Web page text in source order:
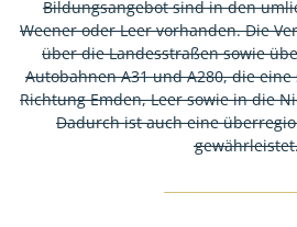
Bildungsangebot sind in den
Weener oder Leer vorhanden. Die
über die Landesstraßen sowie
Autobahnen A31 und A280, die
Richtung Emden, Leer sowie in die
Dadurch ist auch eine